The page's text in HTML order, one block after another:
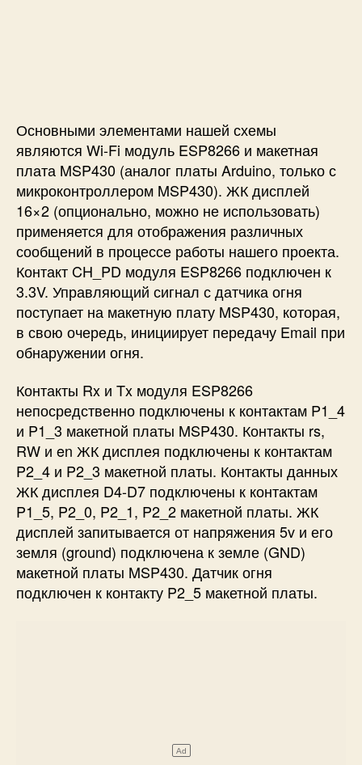
Основными элементами нашей схемы
являются Wi-Fi модуль ESP8266 и макетная
плата MSP430 (аналог платы Arduino, только с
микроконтроллером MSP430). ЖК дисплей
16×2 (опционально, можно не использовать)
применяется для отображения различных
сообщений в процессе работы нашего проекта.
Контакт CH_PD модуля ESP8266 подключен к
3.3V. Управляющий сигнал с датчика огня
поступает на макетную плату MSP430, которая,
в свою очередь, инициирует передачу Email при
обнаружении огня.
Контакты Rx и Tx модуля ESP8266
непосредственно подключены к контактам P1_4
и P1_3 макетной платы MSP430. Контакты rs,
RW и en ЖК дисплея подключены к контактам
P2_4 и P2_3 макетной платы. Контакты данных
ЖК дисплея D4-D7 подключены к контактам
P1_5, P2_0, P2_1, P2_2 макетной платы. ЖК
дисплей запитывается от напряжения 5v и его
земля (ground) подключена к земле (GND)
макетной платы MSP430. Датчик огня
подключен к контакту P2_5 макетной платы.